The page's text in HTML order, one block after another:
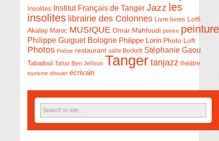
Insolites Institut Français de Tanger Jazz les
insolites librairie des Colonnes Livre livres Lotfi
Akalay Maroc MUSIQUE Omar Mahfoudi peintre peinture
Philippe Guiguet Bologne Philippe Lorin Photo Loft
Photos Poésie restaurant salle Beckett Stéphanie Gaou
Tabadoul Tahar Ben Jelloun Tanger tanjazz théâtre
tourisme tétouan écrivain